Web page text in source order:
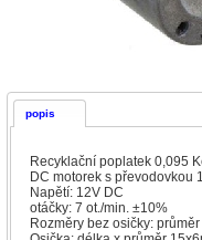
popis
Recyklační poplatek 0,095
DC motorek s převodovkou
Napětí: 12V DC
otáčky: 7 ot./min. ±10%
Rozměry bez osičky: